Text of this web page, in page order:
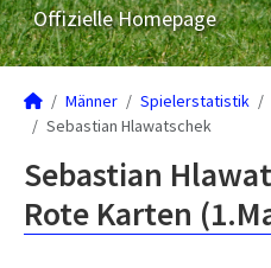
Offizielle Homepage
Männer Spielerstatistik
Sebastian Hlawatschek
Sebastian
Rote Karten